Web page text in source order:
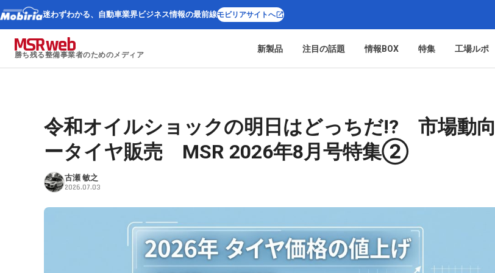
迷わずわかる、 自動車業界ビジネス情報の最前線モビリアサイトへ
勝ち残る整備事業者のためのメディア
新製品 注目の話題 情報BOX 特集 工場ルポ
令和オイルショックの明日はどっちだ!? 市場動向
ータイヤ販売 MSR 2026年8月号特集②
古瀬 敏之
2026.07.03